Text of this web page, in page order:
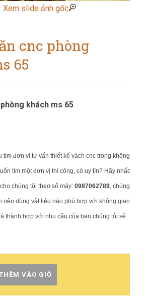
Xem slide ảnh gốc
cnc phòng
65
khách ms 65
tìm đơn vi tư vấn thiết kế vách cnc trong không
tìm một đơn vị thi công, có uy tín? Hãy nhấc
chúng tôi theo số máy: 0987062789, chúng
nên dùng vật liệu nào phù hợp với không gian
thành hợp với nhu cầu của bạn.chúng tôi sẽ
VÀO GIỎ